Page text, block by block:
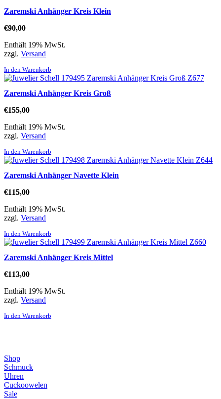
Zaremski Anhänger Kreis Klein
€90,00
Enthält 19% MwSt.
zzgl. Versand
In den Warenkorb
Zaremski Anhänger Kreis Groß
€155,00
Enthält 19% MwSt.
zzgl. Versand
In den Warenkorb
Zaremski Anhänger Navette Klein
€115,00
Enthält 19% MwSt.
zzgl. Versand
In den Warenkorb
Zaremski Anhänger Kreis Mittel
€113,00
Enthält 19% MwSt.
zzgl. Versand
In den Warenkorb
Shop
Schmuck
Uhren
Cuckoowelen
Sale